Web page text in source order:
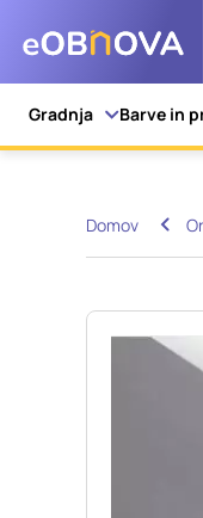
Gradnja Barve in
Domov